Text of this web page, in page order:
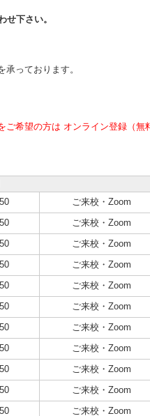
せ下さい。
っております。
希望の方は オンライン登録（無
ご来校・Zoom
ご来校・Zoom
ご来校・Zoom
ご来校・Zoom
ご来校・Zoom
ご来校・Zoom
ご来校・Zoom
ご来校・Zoom
ご来校・Zoom
ご来校・Zoom
ご来校・Zoom